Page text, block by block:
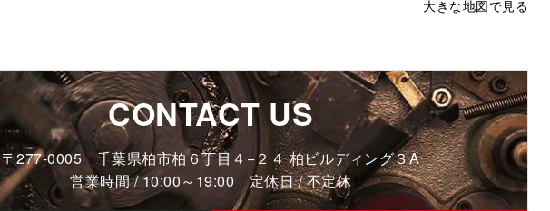
大きな地図で見る
CONTACT US
〒277-0005 千葉県柏市柏６丁目４−２４ 柏ビルディング３A
営業時間 / 10:00～19:00 定休日 / 不定休